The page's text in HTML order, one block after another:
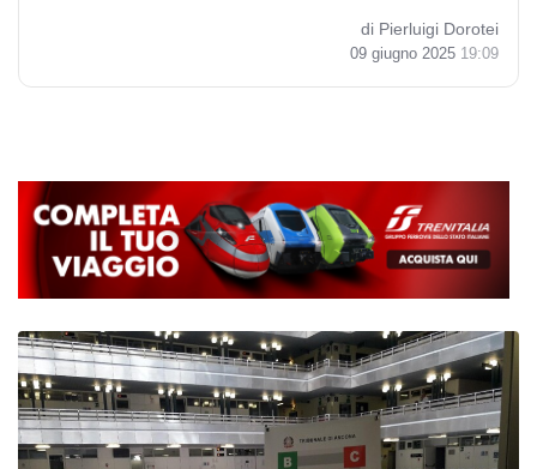
di Pierluigi Dorotei
09 giugno 2025 19:09